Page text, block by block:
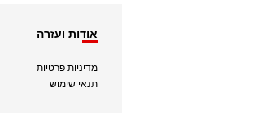
אודות ועזרה
מדיניות פרטיות
תנאי שימוש